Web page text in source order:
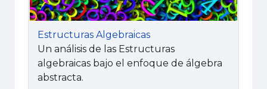
Estructuras Algebraicas
Un análisis de las Estructuras
algebraicas bajo el enfoque de álgebra
abstracta.